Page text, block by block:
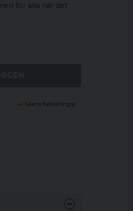
för alla när det
Säkra betalningar